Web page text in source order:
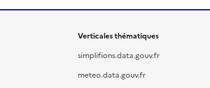
Verticales thématiques
simplifions.data.gouv.fr
meteo.data.gouv.fr